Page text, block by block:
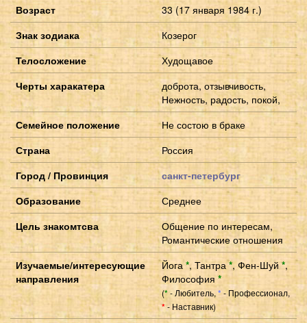
Возраст
33 (17 января 1984 г.)
Знак зодиака
Козерог
Телосложение
Худощавое
Черты харакатера
доброта, отзывчивость,
Нежность, радость, покой,
Семейное положение
Не состою в браке
Страна
Россия
Город / Провинция
санкт-петербург
Образование
Среднее
Цель знакомтсва
Общение по интересам,
Романтические отношения
Изучаемые/интересующие
направления
Йога*, Тантра*, Фен-Шуй *,
Философия *
(* - Любитель, *- Профессионал,
*- Наставник)